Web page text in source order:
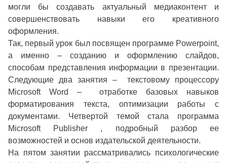
могли бы создавать актуальный медиаконтент и
совершенствовать навыки его креативного
оформления.
Так, первый урок был посвящен программе Powerpoint,
а именно – созданию и оформлению слайдов,
способам представления информации в презентации.
Следующие два занятия – текстовому процессору
Microsoft Word – отработке базовых навыков
форматирования текста, оптимизации работы с
документами. Четвертой темой стала программа
Microsoft Publisher , подробный разбор ее
возможностей и основ издательской деятельности.
На пятом занятии рассматривались психологические